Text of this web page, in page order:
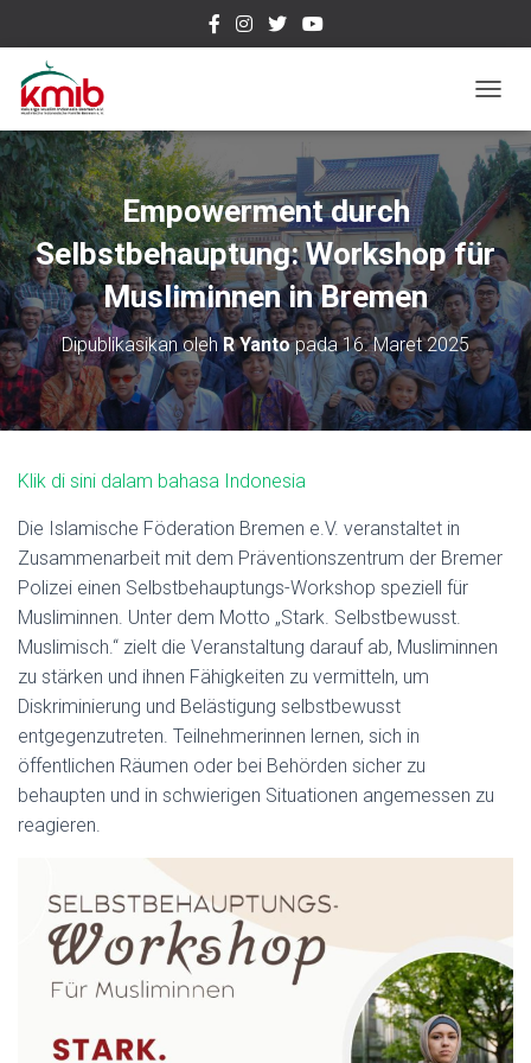
O
G
G
L
E
A
V
I
G
A
S
Empowerment durch
Selbstbehauptung: Workshop für
Musliminnen in Bremen
Dipublikasikan olehR Yantopada16. Maret 2025
Klik di sini dalam bahasa Indonesia
Die Islamische Föderation Bremen e.V. veranstaltet in
Zusammenarbeit mit dem Präventionszentrum der Bremer
Polizei einen Selbstbehauptungs-Workshop speziell für
Musliminnen. Unter dem Motto „Stark. Selbstbewusst.
Muslimisch.“ zielt die Veranstaltung darauf ab, Musliminnen
zu stärken und ihnen Fähigkeiten zu vermitteln, um
Diskriminierung und Belästigung selbstbewusst
entgegenzutreten. Teilnehmerinnen lernen, sich in
öffentlichen Räumen oder bei Behörden sicher zu
behaupten und in schwierigen Situationen angemessen zu
reagieren.